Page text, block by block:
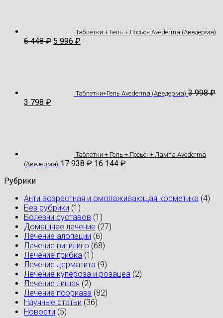
Таблетки + Гель + Лосьон Avederma (Аведерма)
6 448₽ 5 996 ₽
Таблетки+Гель Avederma (Аведерма) 3 998₽
3 798 ₽
Таблетки + Гель + Лосьон+ Лампа Avederma
(Аведерма) 17 938₽ 16 144 ₽
Рубрики
Анти возрастная и омолаживающая косметика (4)
Без рубрики (1)
Болезни суставов (1)
Домашнее лечение (27)
Лечение алопеции (6)
Лечение витилиго (68)
Лечение грибка (1)
Лечение дерматита (9)
Лечение купероза и розацеа (2)
Лечение лишая (2)
Лечение псориаза (82)
Научные статьи (36)
Новости (5)